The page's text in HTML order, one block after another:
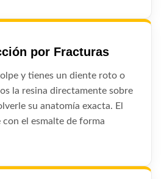
por Fracturas
y tienes un diente roto o
la resina directamente sobre
su anatomía exacta. El
el esmalte de forma